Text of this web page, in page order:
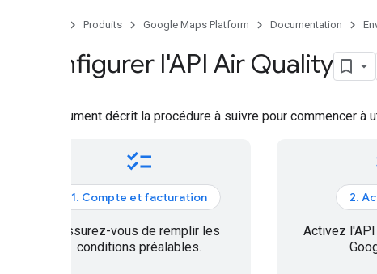
Produits Google Maps Platform Documentation
Configurer l'API Air Quality
Ce document décrit la procédure à suivre pour commencer à
checklist
1. Compte et facturation
Assurez-vous de remplir les
conditions préalables.
2.
Activez